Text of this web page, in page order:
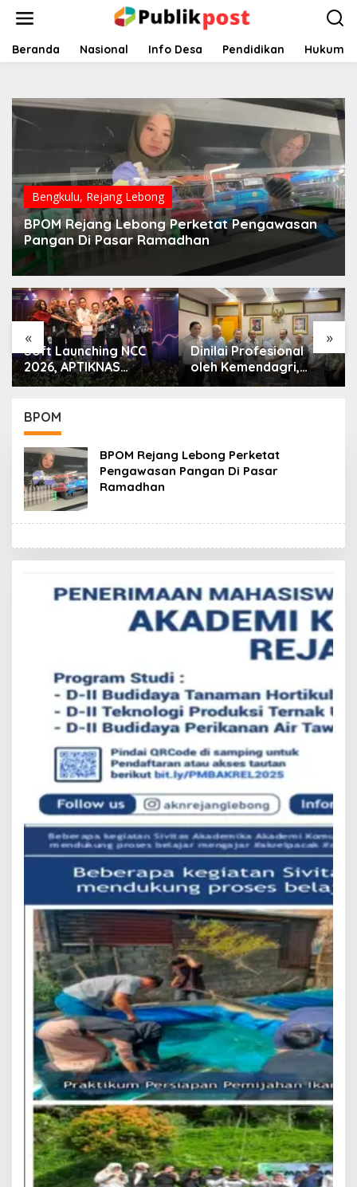
Beranda Nasional Info Desa Pendidikan Hukum
Bengkulu, Rejang Lebong
BPOM Rejang Lebong Perketat Pengawasan
Pangan Di Pasar Ramadhan
« »
Soft Launching NCC
2026, APTIKNAS
Dorong Percepatan
Memperkuat
Kedaulatan Digital
Indonesia
Dinilai Profesional
oleh Kemendagri,
GAPERKASINDO
BPOM
BPOM Rejang Lebong Perketat
Pengawasan Pangan Di Pasar
Ramadhan